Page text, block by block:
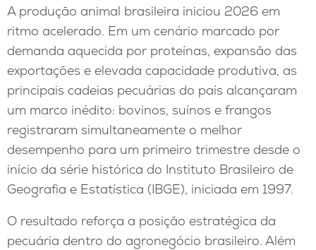
A produção animal brasileira iniciou 2026 em
ritmo acelerado. Em um cenário marcado por
demanda aquecida por proteínas, expansão das
exportações e elevada capacidade produtiva, as
principais cadeias pecuárias do país alcançaram
um marco inédito: bovinos, suínos e frangos
registraram simultaneamente o melhor
desempenho para um primeiro trimestre desde o
início da série histórica do Instituto Brasileiro de
Geografia e Estatística (IBGE), iniciada em 1997.
O resultado reforça a posição estratégica da
pecuária dentro do agronegócio brasileiro. Além